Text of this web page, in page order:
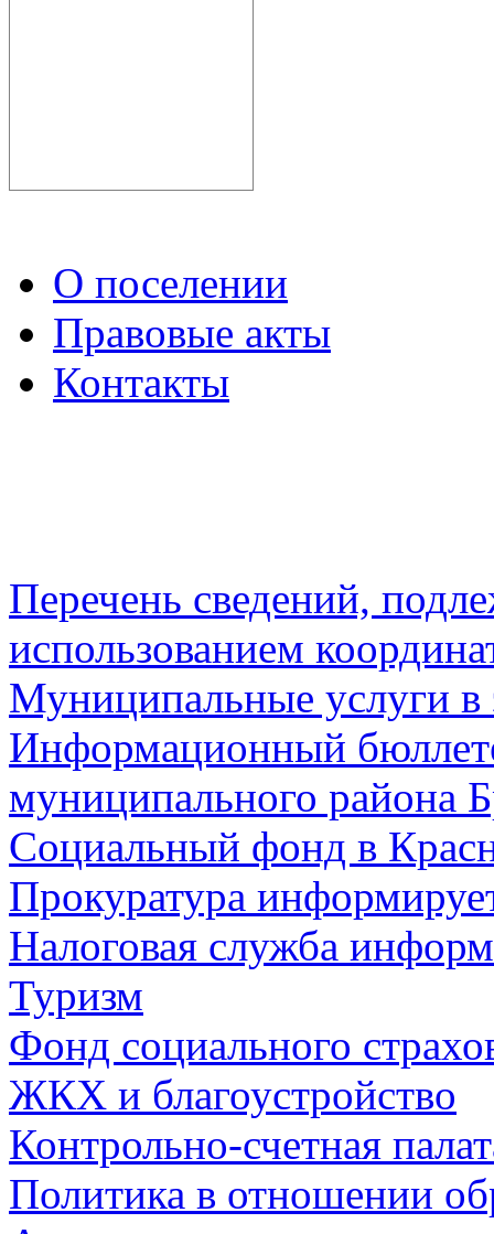
О поселении
Правовые акты
Контакты
Перечень сведений,
использованием
Муниципальные услуги в
Информационный
муниципального района
Социальный фонд в
Прокуратура
Налоговая служба
Туризм
Фонд социального
ЖКХ и благоустройство
Контрольно-счетная
Политика в отношении